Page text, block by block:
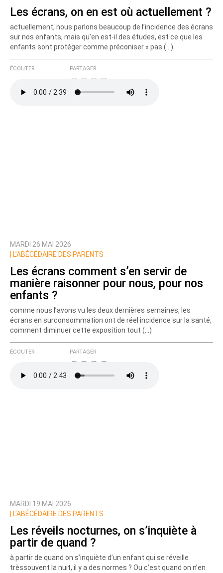
Les écrans, on en est où actuellement ?
actuellement, nous parlons beaucoup de l’incidence des écrans
sur nos enfants, mais qu’en est-il des études, est ce que les
enfants sont protéger comme préconiser « pas (…)
ÉCOUTER PARTAGER
MARDI 26 MAI 2026
L’ABÉCÉDAIRE DES PARENTS
Les écrans comment s’en servir de
manière raisonner pour nous, pour nos
enfants ?
comme nous l’avons vu les deux dernières semaines, les
écrans en surconsommation ont de réel incidence sur la santé,
comment diminuer cette exposition tout (…)
ÉCOUTER PARTAGER
MARDI 19 MAI 2026
L’ABÉCÉDAIRE DES PARENTS
Les réveils nocturnes, on s’inquiète à
partir de quand ?
à partir de quand on s’inquiète d’un enfant qui se réveille
trèssouvent la nuit, il y a des normes ? Ou c’est quand on n’en